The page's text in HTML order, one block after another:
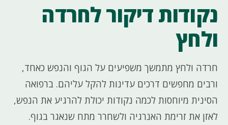
נקודות דיקור לחרדה
ולחץ
חרדה ולחץ מתמשך משפיעים על הגוף והנפש כאחד,
ורבים מחפשים דרכים עדינות להקל עליהם. ברפואה
הסינית מיוחסות לכמה נקודות יכולת להרגיע את הנפש,
לאזן את זרימת האנרגיה ולשחרר מתח שנאגר בגוף.